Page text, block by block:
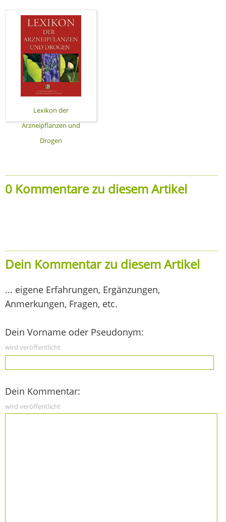
Lexikon der
Arzneipflanzen und
Drogen
0 Kommentare zu diesem Artikel
Dein Kommentar zu diesem Artikel
... eigene Erfahrungen, Ergänzungen,
Anmerkungen, Fragen, etc.
Dein Vorname oder Pseudonym:
wird veröffentlicht
Dein Kommentar:
wird veröffentlicht